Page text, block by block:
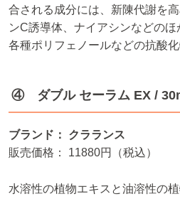
合される成分には、新陳代謝を
ンC誘導体、ナイアシンなどの
各種ポリフェノールなどの抗酸化
④ ダブル セーラム EX /
ブランド： クラランス
販売価格： 11880円（税込）
水溶性の植物エキスと油溶性の